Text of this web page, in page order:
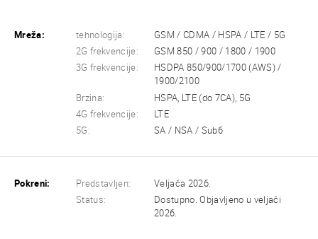
Mreža: tehnologija:
GSM / CDMA / HSPA / LTE / 5G
2G frekvencije:
GSM 850 / 900 / 1800 / 1900
3G frekvencije:
HSDPA 850/900/1700 (AWS) /
1900/2100
Brzina:
HSPA, LTE (do 7CA), 5G
4G frekvencije:
LTE
5G:
SA / NSA / Sub6
Pokreni: Predstavljen:
Veljača 2026.
Status:
Dostupno. Objavljeno u veljači
2026.